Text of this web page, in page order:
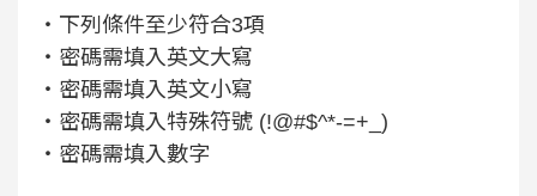
‧下列條件至少符合3項
‧密碼需填入英文大寫
‧密碼需填入英文小寫
‧密碼需填入特殊符號 (!@#$^*-=+_)
‧密碼需填入數字